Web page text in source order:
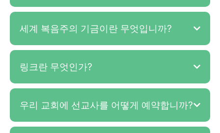
세계 복음주의 기금이란 무엇입니까?
링크란 무엇인가?
우리 교회에 선교사를 어떻게 예약합니까?